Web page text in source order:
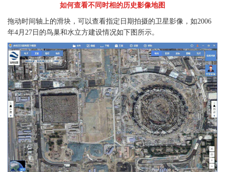
如何查看不同时相的历史影像地图
拖动时间轴上的滑块，可以查看指定日期拍摄的卫星影像，如2006
年4月27日的鸟巢和水立方建设情况如下图所示。